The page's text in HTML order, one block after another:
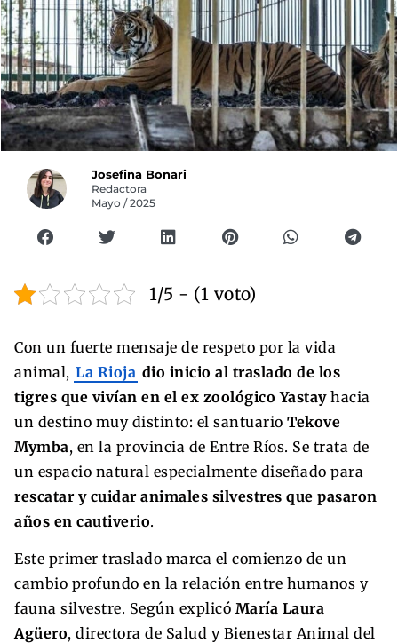
Josefina Bonari
Redactora
Mayo / 2025
1/5 - (1 voto)
Con un fuerte mensaje de respeto por la vida
animal, La Rioja dio inicio al traslado de los
tigres que vivían en el ex zoológico Yastayhacia
un destino muy distinto: el santuario Tekove
Mymba, en la provincia de Entre Ríos. Se trata de
un espacio natural especialmente diseñado para
rescatar y cuidar animales silvestres que pasaron
años en cautiverio.
Este primer traslado marca el comienzo de un
cambio profundo en la relación entre humanos y
fauna silvestre. Según explicó María Laura
Agüero, directora de Salud y Bienestar Animal del